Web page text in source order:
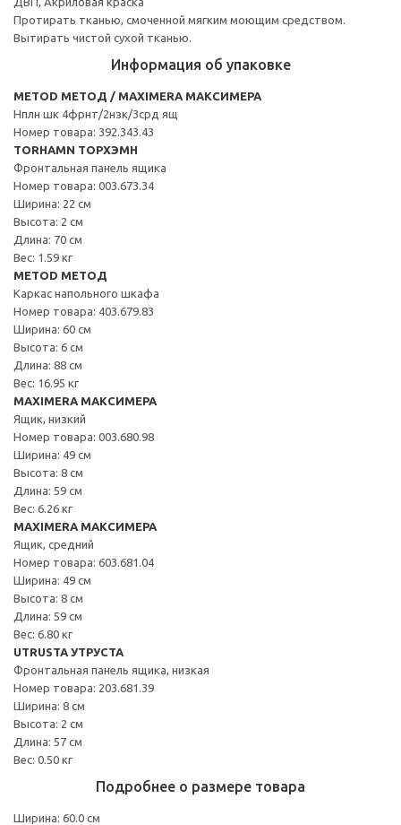
Протирать тканью, смоченной мягким моющим средством.
Вытирать чистой сухой тканью.
Информация об упаковке
METOD МЕТОД / MAXIMERA МАКСИМЕРА
Нплн шк 4фрнт/2нзк/3срд ящ
Номер товара: 392.343.43
TORHAMN ТОРХЭМН
Фронтальная панель ящика
Номер товара: 003.673.34
Ширина: 22 см
Высота: 2 см
Длина: 70 см
Вес: 1.59 кг
METOD МЕТОД
Каркас напольного шкафа
Номер товара: 403.679.83
Ширина: 60 см
Высота: 6 см
Длина: 88 см
Вес: 16.95 кг
MAXIMERA МАКСИМЕРА
Ящик, низкий
Номер товара: 003.680.98
Ширина: 49 см
Высота: 8 см
Длина: 59 см
Вес: 6.26 кг
MAXIMERA МАКСИМЕРА
Ящик, средний
Номер товара: 603.681.04
Ширина: 49 см
Высота: 8 см
Длина: 59 см
Вес: 6.80 кг
UTRUSTA УТРУСТА
Фронтальная панель ящика, низкая
Номер товара: 203.681.39
Ширина: 8 см
Высота: 2 см
Длина: 57 см
Вес: 0.50 кг
Подробнее о размере товара
Ширина: 60.0 см